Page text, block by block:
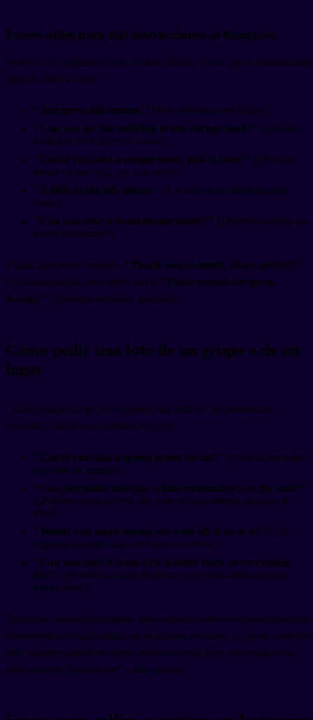
Frases útiles para dar instrucciones al fotógrafo
Una vez que alguien acepta tomarte la foto, puede que necesites darle
algunas indicaciones:
"Just press this button." (Solo presiona este botón.)
"Can you get the building in the background?" (¿Puedes
incluir el edificio en el fondo?)
"Could you take a couple more, just in case?" (¿Podrías
tomar un par más, por si acaso?)
"A little to the left, please." (Un poco a la izquierda, por
favor.)
"Can you take it in landscape mode?" (¿Puedes tomarla en
modo horizontal?)
Y para agradecer después: "Thank you so much, that's perfect!"
(¡Muchas gracias, está perfecta!) o "These turned out great,
thanks!" (¡Salieron geniales, gracias!).
Cómo pedir una foto de un grupo o de un
lugar
Cuando viajas en grupo o quieres una foto de un monumento
específico, las frases cambian un poco:
"Could you take a group photo for us?" (¿Podría tomarnos
una foto de grupo?)
"Can you make sure the whole monument is in the shot?"
(¿Puedes asegurarte de que todo el monumento salga en la
foto?)
"Would you mind taking one with all of us in it?" (¿Te
importaría tomar una con todos nosotros?)
"Can you take it from a bit further back so everything
fits?" (¿Puedes tomarla desde un poco más atrás para que
quepa todo?)
Estas frase son especialmente útiles cuando estás en lugares turísticos
donde todo el mundo anda con la cámara en mano. La gente suele ser
muy amable cuando les pides ayuda con una foto, sobre todo si lo
haces con un "excuse me" y una sonrisa.